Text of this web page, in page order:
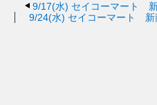
9/17(水) セイコーマート
9/24(水) セイコーマート 新